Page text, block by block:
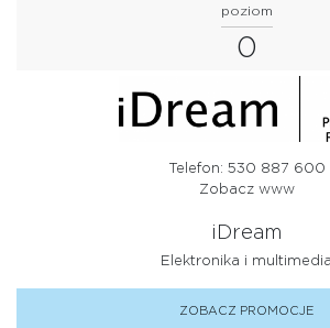
KULTURA I ROZRYWKA
MODA DAMSKA
poziom
0
Telefon: 530 887 600
Zobacz www
iDream
Elektronika i multimedia
ZOBACZ PROMOCJE